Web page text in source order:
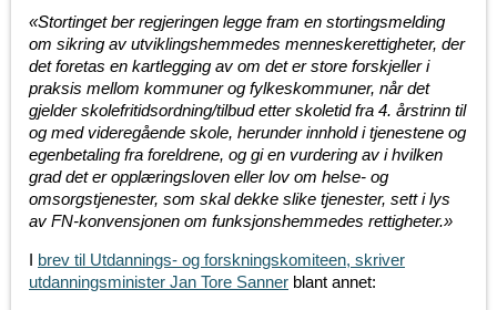
«Stortinget ber regjeringen legge fram en stortingsmelding
om sikring av utviklingshemmedes menneskerettigheter, der
det foretas en kartlegging av om det er store forskjeller i
praksis mellom kommuner og fylkeskommuner, når det
gjelder skolefritidsordning/tilbud etter skoletid fra 4. årstrinn til
og med videregående skole, herunder innhold i tjenestene og
egenbetaling fra foreldrene, og gi en vurdering av i hvilken
grad det er opplæringsloven eller lov om helse- og
omsorgstjenester, som skal dekke slike tjenester, sett i lys
av FN-konvensjonen om funksjonshemmedes rettigheter.»
I brev til Utdannings- og forskningskomiteen, skriver
utdanningsminister Jan Tore Sanner blant annet: